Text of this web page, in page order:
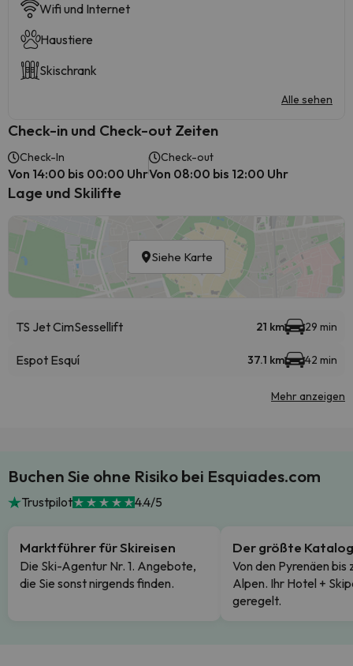
Wifi und Internet
Haustiere
Skischrank
Alle sehen
Check-in und Check-out Zeiten
Check-In
Von 14:00 bis 00:00 Uhr
Check-out
Von 08:00 bis 12:00 Uhr
Lage und Skilifte
Siehe Karte
TS Jet CimSessellift 21 km 29 min
Espot Esquí 37.1 km 42 min
Mehr anzeigen
Buchen Sie ohne Risiko bei Esquiades.com
Trustpilot 4.4/5
Marktführer für Skireisen
Die Ski-Agentur Nr. 1. Angebote,
die Sie sonst nirgends finden.
Der größte Katalog
Von den Pyrenäen bis
Alpen. Ihr Hotel +
geregelt.